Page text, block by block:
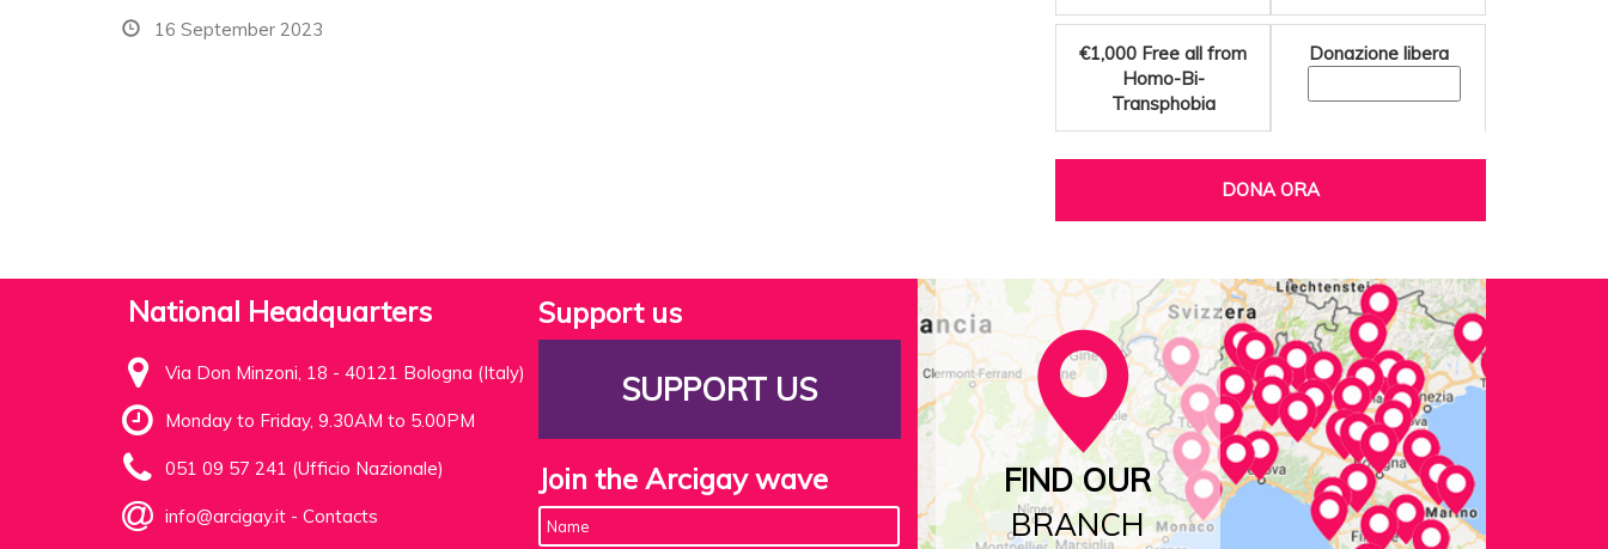
16 September 2023
€1,000 Free all from
Homo-Bi-
Transphobia
Donazione libera
DONA ORA
National Headquarters
Via Don Minzoni, 18 - 40121 Bologna (Italy)
Monday to Friday, 9.30AM to 5.00PM
051 09 57 241 (Ufficio Nazionale)
info@arcigay.it - Contacts
Support us
SUPPORT US
Join the Arcigay wave
FIND OUR
BRANCH